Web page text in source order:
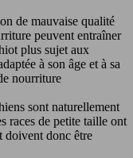
de mauvaise qualité
peuvent entraîner
plus sujet aux
à son âge et à sa
nourriture
sont naturellement
races de petite taille ont
doivent donc être